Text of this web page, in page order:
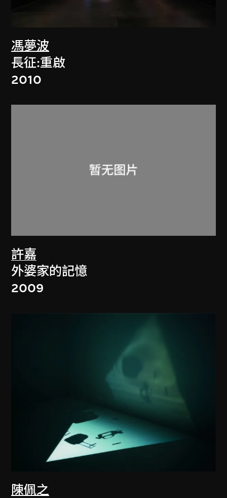
馮夢波
長征:重啟
2010
許嘉
外婆家的記憶
2009
陳佩之